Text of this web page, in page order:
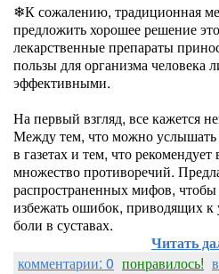
❄К сожалению, традиционная
предложить хорошее решение
лекарственные препараты
пользы для организма человека
эффективными.
На первый взгляд, все кажется
Между тем, что можно услышать
в газетах и тем, что рекомендует
множество противоречий.
распространенных мифов,
избежать ошибок, приводящих к
боли в суставах.
Читать
комментарии: 0 понравилось!